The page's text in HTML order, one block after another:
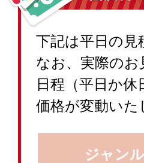
下記は平日の
なお、実際のお
日程（平日か
価格が変動いた
ジャンル